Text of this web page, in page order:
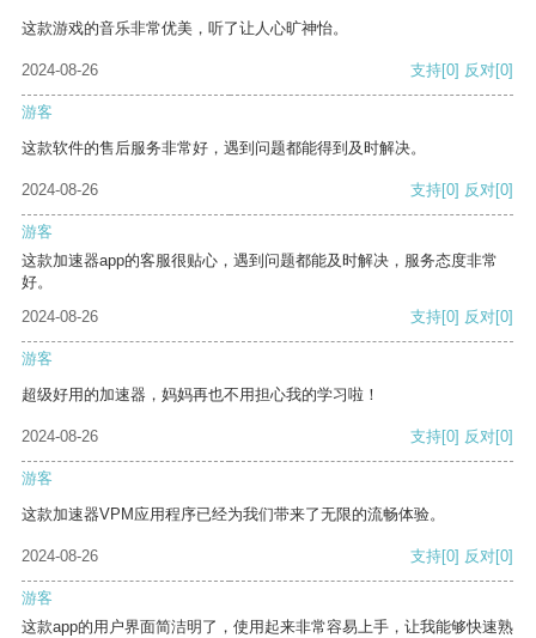
这款游戏的音乐非常优美，听了让人心旷神怡。
2024-08-26 支持[0] 反对[0]
游客
这款软件的售后服务非常好，遇到问题都能得到及时解决。
2024-08-26 支持[0] 反对[0]
游客
这款加速器app的客服很贴心，遇到问题都能及时解决，服务态度非常
好。
2024-08-26
支持[0] 反对[0]
游客
超级好用的加速器，妈妈再也不用担心我的学习啦！
2024-08-26 支持[0] 反对[0]
游客
这款加速器VPM应用程序已经为我们带来了无限的流畅体验。
2024-08-26 支持[0] 反对[0]
游客
这款app的用户界面简洁明了，使用起来非常容易上手，让我能够快速熟